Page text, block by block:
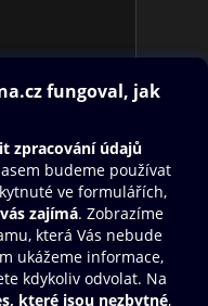
pro čtenáře všech